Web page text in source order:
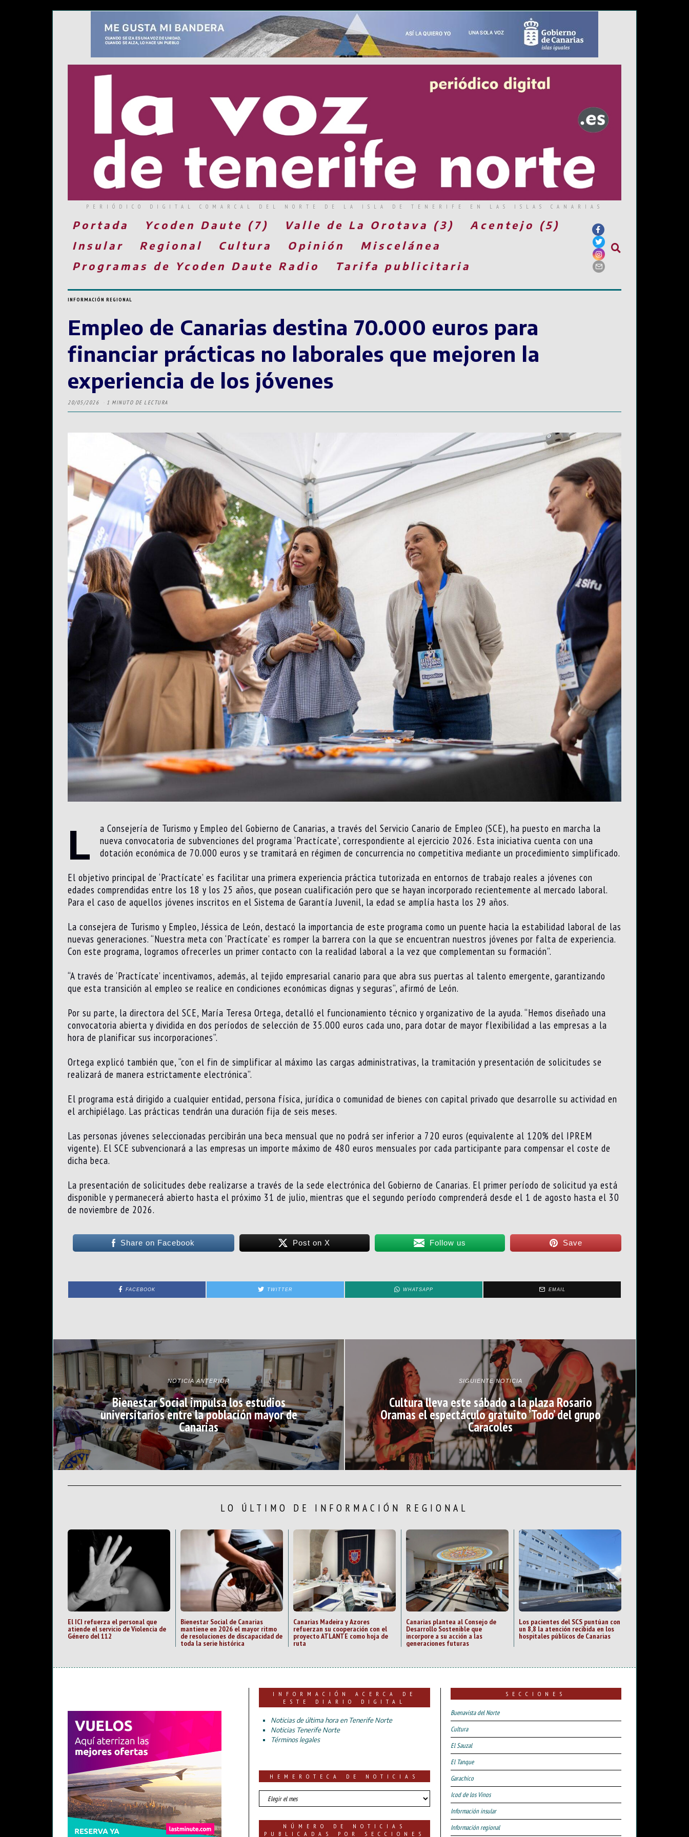
PERIÓDICO DIGITAL COMARCAL DEL NORTE DE LA ISLA DE TENERIFE EN LAS ISLAS CANARIAS
Portada Ycoden Daute (7) Valle de La Orotava (3)
Acentejo (5)
Insular
Regional Cultura Opinión
Miscelánea
Programas de Ycoden Daute Radio
Tarifa publicitaria
INFORMACIÓN REGIONAL
Empleo de Canarias destina 70.000 euros para
financiar prácticas no laborales que mejoren la
experiencia de los jóvenes
20/05/2026 1 MINUTO DE LECTURA
L
a Consejería de Turismo y Empleo del Gobierno de Canarias, a través del Servicio Canario de Empleo (SCE), ha puesto en marcha la
nueva convocatoria de subvenciones del programa ‘Practícate’, correspondiente al ejercicio 2026. Esta iniciativa cuenta con una
dotación económica de 70.000 euros y se tramitará en régimen de concurrencia no competitiva mediante un procedimiento simplificado.
El objetivo principal de ‘Practícate’ es facilitar una primera experiencia práctica tutorizada en entornos de trabajo reales a jóvenes con
edades comprendidas entre los 18 y los 25 años, que posean cualificación pero que se hayan incorporado recientemente al mercado laboral.
Para el caso de aquellos jóvenes inscritos en el Sistema de Garantía Juvenil, la edad se amplía hasta los 29 años.
La consejera de Turismo y Empleo, Jéssica de León, destacó la importancia de este programa como un puente hacia la estabilidad laboral de las
nuevas generaciones. “Nuestra meta con ‘Practícate’ es romper la barrera con la que se encuentran nuestros jóvenes por falta de experiencia.
Con este programa, logramos ofrecerles un primer contacto con la realidad laboral a la vez que complementan su formación”.
“A través de ‘Practícate’ incentivamos, además, al tejido empresarial canario para que abra sus puertas al talento emergente, garantizando
que esta transición al empleo se realice en condiciones económicas dignas y seguras”, afirmó de León.
Por su parte, la directora del SCE, María Teresa Ortega, detalló el funcionamiento técnico y organizativo de la ayuda. “Hemos diseñado una
convocatoria abierta y dividida en dos períodos de selección de 35.000 euros cada uno, para dotar de mayor flexibilidad a las empresas a la
hora de planificar sus incorporaciones”.
Ortega explicó también que, “con el fin de simplificar al máximo las cargas administrativas, la tramitación y presentación de solicitudes se
realizará de manera estrictamente electrónica”.
El programa está dirigido a cualquier entidad, persona física, jurídica o comunidad de bienes con capital privado que desarrolle su actividad en
el archipiélago. Las prácticas tendrán una duración fija de seis meses.
Las personas jóvenes seleccionadas percibirán una beca mensual que no podrá ser inferior a 720 euros (equivalente al 120% del IPREM
vigente). El SCE subvencionará a las empresas un importe máximo de 480 euros mensuales por cada participante para compensar el coste de
dicha beca.
La presentación de solicitudes debe realizarse a través de la sede electrónica del Gobierno de Canarias. El primer período de solicitud ya está
disponible y permanecerá abierto hasta el próximo 31 de julio, mientras que el segundo período comprenderá desde el 1 de agosto hasta el 30
de noviembre de 2026.
Share on Facebook Post on X Follow us Save
FACEBOOK TWITTER WHATSAPP EMAIL
NOTICIA ANTERIOR
Bienestar Social impulsa los estudios
universitarios entre la población mayor de
Canarias
SIGUIENTE NOTICIA
Cultura lleva este sábado a la plaza Rosario
Oramas el espectáculo gratuito ’Todo’ del grupo
Caracoles
LO ÚLTIMO DE INFORMACIÓN REGIONAL
El ICI refuerza el personal que
atiende el servicio de Violencia de
Género del 112
Bienestar Social de Canarias
mantiene en 2026 el mayor ritmo
de resoluciones de discapacidad de
toda la serie histórica
Canarias Madeira y Azores
refuerzan su cooperación con el
proyecto ATLANTE como hoja de
ruta
Canarias plantea al Consejo de
Desarrollo Sostenible que
incorpore a su acción a las
generaciones futuras
Los pacientes del SCS puntúan con
un 8,8 la atención recibida en los
hospitales públicos de Canarias
INFORMACIÓN ACERCA DE
ESTE DIARIO DIGITAL
Noticias de última hora en Tenerife Norte
Noticias Tenerife Norte
Términos legales
HEMEROTECA DE NOTICIAS
HEMEROTECA
DE
NÚMERO DE NOTICIAS
PUBLICADAS POR SECCIONES
SECCIONES
Buenavista del Norte
Cultura
El Sauzal
El Tanque
Garachico
Icod de los Vinos
Información insular
Información regional